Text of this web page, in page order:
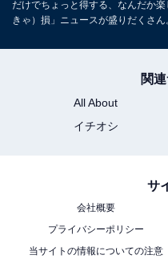
だけでちょっと得する、なんだか
きゃ）損」ニュースが盛りだくさん
関
All About
イチオシ
サ
会社概要
プライバシーポリシー
当サイトの情報についての注意